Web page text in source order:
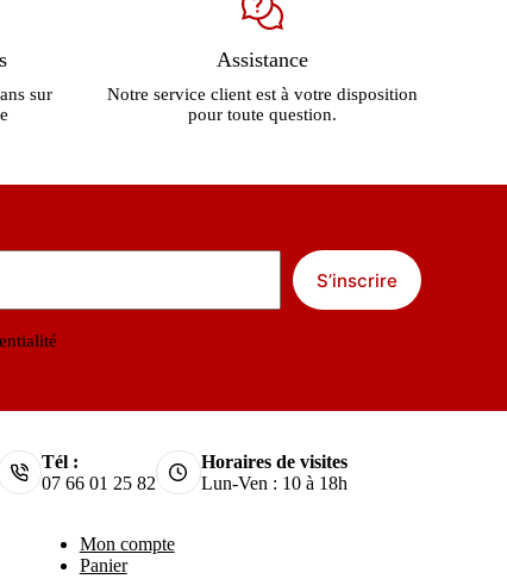
sur
Assistance
Notre service client est à votre disposition
pour toute question.
S’inscrire
Tél :
07 66 01 25 82
Horaires de visites
Lun-Ven : 10 à 18h
Mon compte
Panier